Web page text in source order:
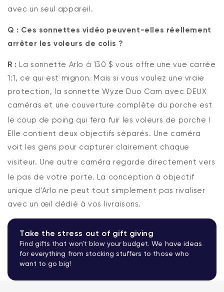
avec un seul appareil.
Q : Ces sonnettes vidéo peuvent-elles réellement
arrêter les voleurs de colis ?
R : La sonnette Arlo à 130 $ vous offre une vue carrée
1:1, ce qui est mignon. Mais si vous voulez une vraie
protection, la sonnette Wyze Duo Cam avec DEUX
caméras et une couverture complète du porche est
le coup de poing qui fera fuir les voleurs de porche !
Elle contient deux objectifs séparés. Une caméra
voit les gens pour capturer clairement chaque
visiteur. Une autre caméra regarde directement vers
le pas de votre porte. La conception à objectif
unique d'Arlo ne peut tout simplement pas rivaliser
avec un œil dédié à vos livraisons.
Take the stress out of gift giving
Find gifts that won't blow your budget. We have ideas
for everything from stocking stuffers to those who
want to go big!